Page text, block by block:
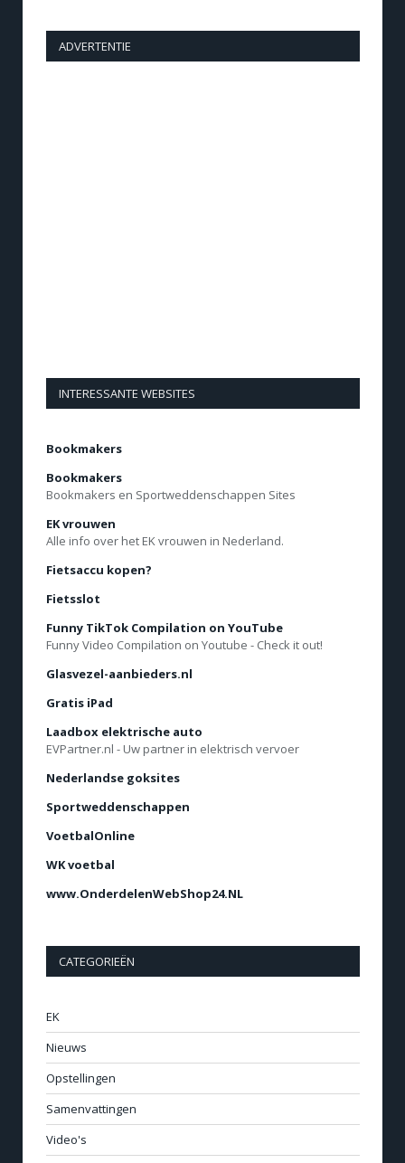
ADVERTENTIE
INTERESSANTE WEBSITES
Bookmakers
Bookmakers
Bookmakers en Sportweddenschappen Sites
EK vrouwen
Alle info over het EK vrouwen in Nederland.
Fietsaccu kopen?
Fietsslot
Funny TikTok Compilation on YouTube
Funny Video Compilation on Youtube - Check it out!
Glasvezel-aanbieders.nl
Gratis iPad
Laadbox elektrische auto
EVPartner.nl - Uw partner in elektrisch vervoer
Nederlandse goksites
Sportweddenschappen
VoetbalOnline
WK voetbal
www.OnderdelenWebShop24.NL
CATEGORIEËN
EK
Nieuws
Opstellingen
Samenvattingen
Video's